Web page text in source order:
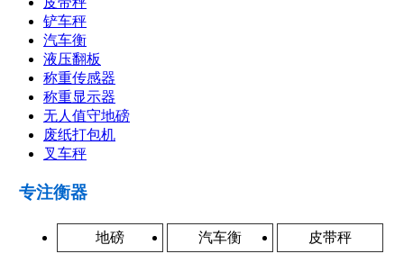
铲车秤
汽车衡
液压翻板
称重传感器
称重显示器
无人值守地磅
废纸打包机
叉车秤
专注衡器
地磅 汽车衡 皮带秤